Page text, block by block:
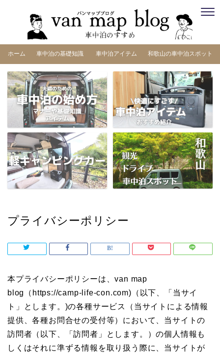
ホーム 車中泊の基礎知識 車中泊アイテム 和歌山の車中泊スポット
プライバシーポリシー
本プライバシーポリシーは、van map
blog（https://camp-life-con.com)（以下、「当サイ
ト」とします。)の各種サービス（当サイトによる情報
提供、各種お問合せの受付等）において、当サイトの
訪問者（以下、「訪問者」とします。）の個人情報も
しくはそれに準ずる情報を取り扱う際に、当サイトが